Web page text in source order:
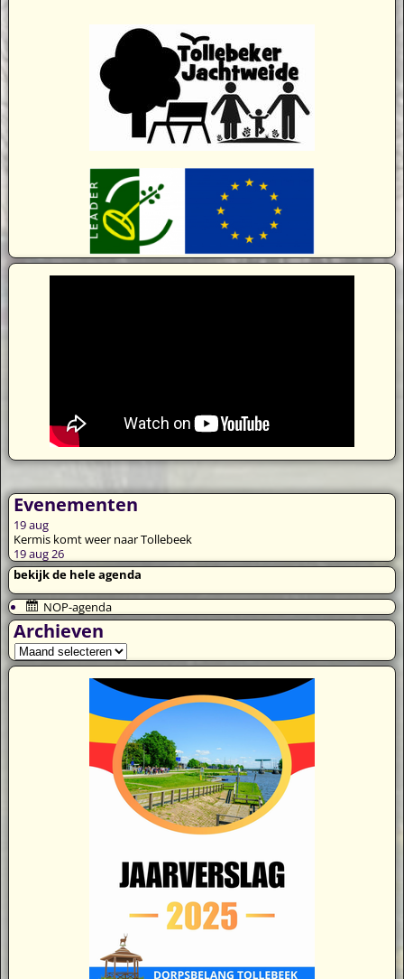
Evenementen
19aug
Kermis komt weer naar Tollebeek
19 aug 26
bekijk de hele agenda
NOP-agenda
Archieven